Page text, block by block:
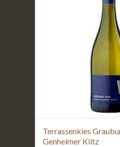
Terrassenkies
Genheimer Kiltz